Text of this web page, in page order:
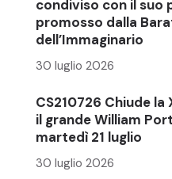
condiviso con il suo
promosso dalla
dell’Immaginario
30 luglio 2026
CS210726 Chiude la
il grande William
martedì 21 luglio
30 luglio 2026